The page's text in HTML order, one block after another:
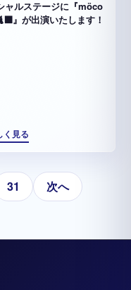
ャルステージに『möco
』が出演いたします！
く見る
31 次へ